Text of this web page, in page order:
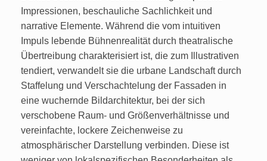
Impressionen, beschauliche Sachlichkeit und
narrative Elemente. Während die vom intuitiven
Impuls lebende Bühnenrealität durch theatralische
Übertreibung charakterisiert ist, die zum Illustrativen
tendiert, verwandelt sie die urbane Landschaft durch
Staffelung und Verschachtelung der Fassaden in
eine wuchernde Bildarchitektur, bei der sich
verschobene Raum- und Größenverhältnisse und
vereinfachte, lockere Zeichenweise zu
atmosphärischer Darstellung verbinden. Diese ist